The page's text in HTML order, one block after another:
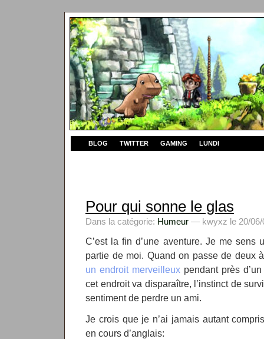
BLOG TWITTER GAMING LUNDI
Pour qui sonne le glas
Dans la catégorie: Humeur — kwyxz le 20/06/
C’est la fin d’une aventure. Je me sens
partie de moi. Quand on passe de deux
un endroit merveilleux pendant près
cet endroit va disparaître, l’instinct de
sentiment de perdre un ami.
Je crois que je n’ai jamais autant
en cours d’anglais: